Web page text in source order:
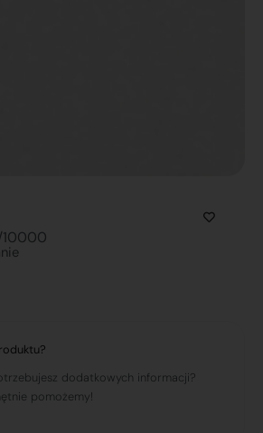
10000
dodatkowych informacji?
pomożemy!